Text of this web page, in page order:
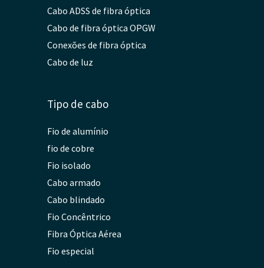
Cabo ADSS de fibra óptica
Cabo de fibra óptica OPGW
Conexões de fibra óptica
Cabo de luz
Tipo de cabo
Fio de alumínio
fio de cobre
Fio isolado
Cabo armado
Cabo blindado
Fio Concêntrico
Fibra Óptica Aérea
Fio especial